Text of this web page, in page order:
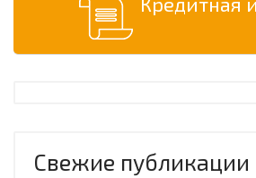
Свежие публикации